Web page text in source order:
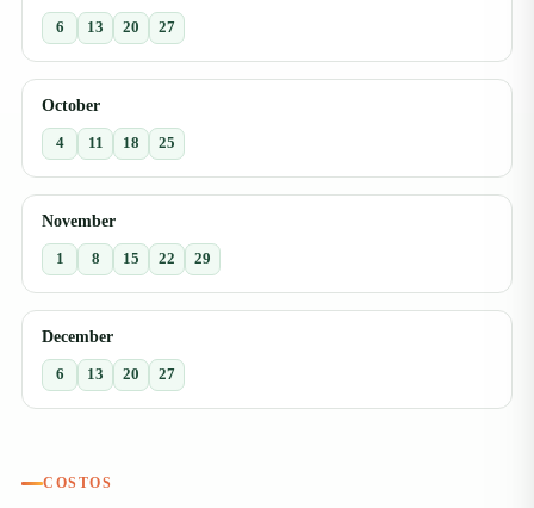
6 13 20 27
October
4 11 18 25
November
1 8 15 22 29
December
6 13 20 27
COSTOS